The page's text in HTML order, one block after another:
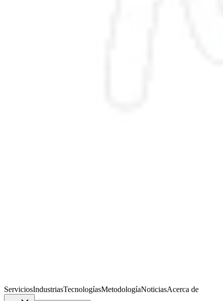
ServiciosIndustriasTecnologíasMetodologíaNoticiasAcerca de